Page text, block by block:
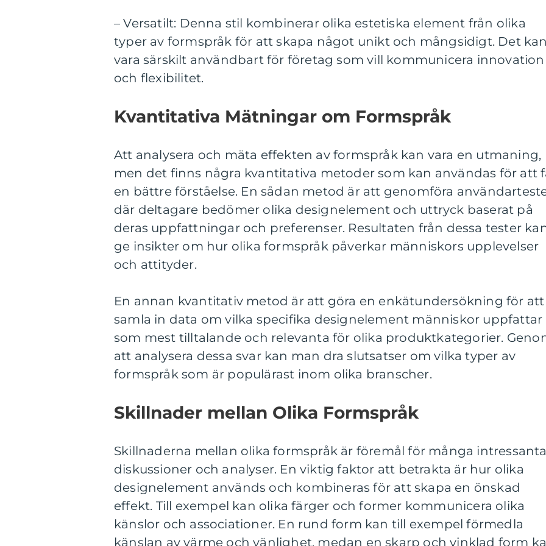
– Versatilt: Denna stil kombinerar olika estetiska element från olika
typer av formspråk för att skapa något unikt och mångsidigt. Det kan
vara särskilt användbart för företag som vill kommunicera innovation
och flexibilitet.
Kvantitativa Mätningar om Formspråk
Att analysera och mäta effekten av formspråk kan vara en utmaning,
men det finns några kvantitativa metoder som kan användas för att
en bättre förståelse. En sådan metod är att genomföra
där deltagare bedömer olika designelement och uttryck baserat på
deras uppfattningar och preferenser. Resultaten från dessa tester
ge insikter om hur olika formspråk påverkar människors upplevelser
och attityder.
En annan kvantitativ metod är att göra en enkätundersökning för att
samla in data om vilka specifika designelement människor uppfattar
som mest tilltalande och relevanta för olika produktkategorier.
att analysera dessa svar kan man dra slutsatser om vilka typer av
formspråk som är populärast inom olika branscher.
Skillnader mellan Olika Formspråk
Skillnaderna mellan olika formspråk är föremål för många intressanta
diskussioner och analyser. En viktig faktor att betrakta är hur olika
designelement används och kombineras för att skapa en önskad
effekt. Till exempel kan olika färger och former kommunicera olika
känslor och associationer. En rund form kan till exempel förmedla
känslan av värme och vänlighet, medan en skarp och vinklad form